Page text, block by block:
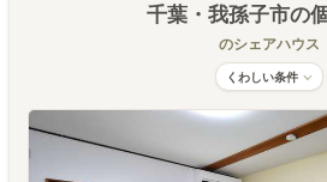
千葉 ・我孫子市の
のシェアハウス
くわしい条件